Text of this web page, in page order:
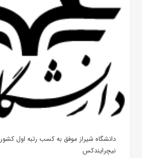
دانشگاه شیراز موفق به کسب رتبه اول کشور
نیچرایندکس